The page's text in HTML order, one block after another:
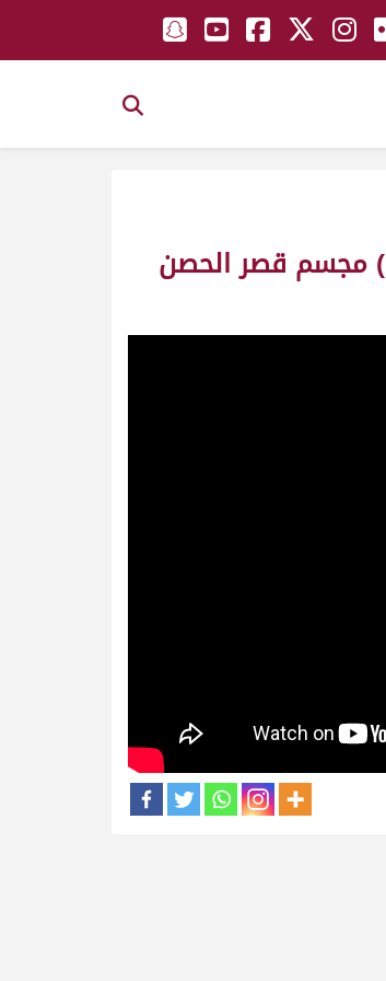
ش2 الليث لـ حبتور صالح عبدالله حبتور العامري (مهرجان قصر الحصن صباح 15/02/2016) مجسم قصر الحصن